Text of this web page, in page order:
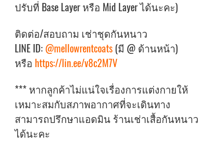
ปรับที่ Base Layer หรือ Mid Layer ได้นะคะ)
ติดต่อ/สอบถาม เช่าชุดกันหนาว
LINE ID: @mellowrentcoats (มี @ ด้านหน้า)
หรือ https://lin.ee/v8c2M7V
*** หากลูกค้าไม่แน่ใจเรื่องการแต่งกายให้
เหมาะสมกับสภาพอากาศที่จะเดินทาง
สามารถปรึกษาแอดมิน ร้านเช่าเสื้อกันหนาว
ได้นะคะ